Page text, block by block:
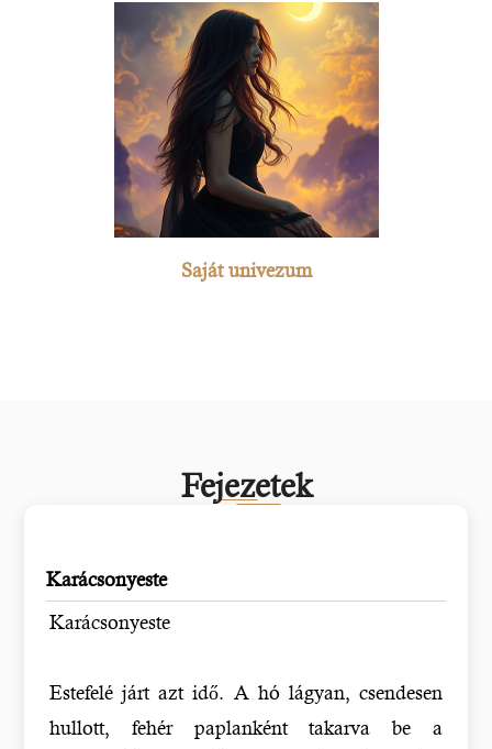
Saját univezum
Fejezetek
Karácsonyeste
Karácsonyeste
Estefelé járt azt idő. A hó lágyan, csendesen
hullott, fehér paplanként takarva be a